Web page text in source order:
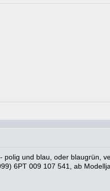
und blau, oder blaugrün,
6PT 009 107 541, ab